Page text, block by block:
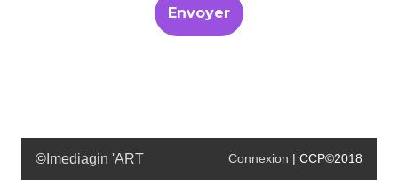
© Imediagin 'ART Connexion | CCP©2018